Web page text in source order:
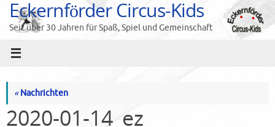
Zum
Inhalt
springen
Eckernförder Circus-Kids
Seit über 30 Jahren für Spaß, Spiel und Gemeinschaft
«Nachrichten
2020-01-14_ez